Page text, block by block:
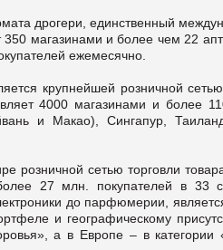
дрогери, единственный
магазинами и более чем 22
ежемесячно.
крупнейшей розничной
4000 магазинами и более
и Макао), Сингапур,
розничной сетью торговли
27 млн. покупателей в 33
до парфюмерии,
и географическому
а в Европе – в